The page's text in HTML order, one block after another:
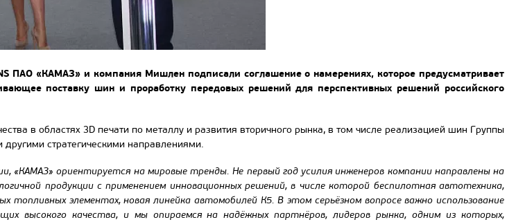
ПАО «КАМАЗ» и компания Мишлен подписали соглашение о намерениях, которое предусматривает
поставку шин и проработку передовых решений для перспективных решений российского
в областях 3D печати по металлу и развития вторичного рынка, в том числе реализацией шин Группы
стратегическими направлениями.
«КАМАЗ» ориентируется на мировые тренды. Не первый год усилия инженеров компании направлены на
продукции с применением инновационных решений, в числе которой беспилотная автотехника,
элементах, новая линейка автомобилей К5. В этом серьёзном вопросе важно использование
высокого качества, и мы опираемся на надёжных партнёров, лидеров рынка, одним из которых,